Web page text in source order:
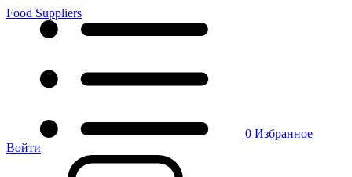
Food Suppliers
0 Избранное
Войти